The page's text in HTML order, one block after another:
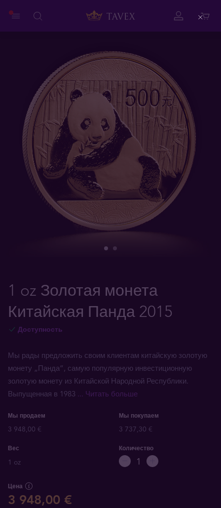
1 oz Золотая монета
Китайская Панда 2015
Доступность
Мы рады предложить своим клиентам китайскую золотую
монету „Панда”, самую популярную инвестиционную
золотую монету из Китайской Народной Республики.
Выпущенная в 1983 ... Читать больше
Мы продаем Мы покупаем
3 948,00 € 3 737,30 €
Вес
1 oz
Количество
Цена
3 948,00 €
Close